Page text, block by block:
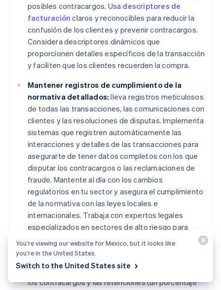
posibles contracargos. Usa descriptores de
facturación claros y reconocibles para reducir la
confusión de los clientes y prevenir contracargos.
Considera descriptores dinámicos que
proporcionen detalles específicos de la transacción
y faciliten que los clientes recuerden la compra.
Mantener registros de cumplimiento de la
normativa detallados: lleva registros meticulosos
de todas las transacciones, las comunicaciones con
clientes y las resoluciones de disputas. Implementa
sistemas que registren automáticamente las
interacciones y detalles de las transacciones para
asegurarte de tener datos completos con los que
disputar los contracargos o las reclamaciones de
fraude. Mantente al día con los cambios
regulatorios en tu sector y asegura el cumplimiento
de la normativa con las leyes locales e
internacionales. Trabaja con expertos legales
especializados en sectores de alto riesgo para
Gestiona las reservas financieras:
reservas financieras para mitigar la repercusión de
los contracargos y las retenciones (un porcentaje
You’re viewing our website for Mexico, but it looks like
you’re in the United States.
Switch to the United States site